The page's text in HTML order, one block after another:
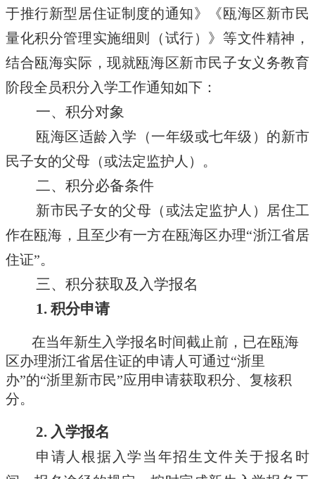
于推行新型居住证制度的通知》《瓯海区新市民
量化积分管理实施细则（试行）》等文件精神，
结合瓯海实际，现就瓯海区新市民子女义务教育
阶段全员积分入学工作通知如下：
一、积分对象
瓯海区适龄入学（一年级或七年级）的新市
民子女的父母（或法定监护人）。
二、积分必备条件
新市民子女的父母（或法定监护人）居住工
作在瓯海，且至少有一方在瓯海区办理“浙江省居
住证”。
三、积分获取及入学报名
1. 积分申请
在当年新生入学报名时间截止前，已在瓯海
区办理浙江省居住证的申请人可通过“浙里
办”的“浙里新市民”应用申请获取积分、复核积
分。
2. 入学报名
申请人根据入学当年招生文件关于报名时